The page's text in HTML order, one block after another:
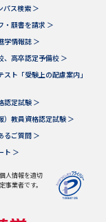
パス検索 ＞
・願書を請求 ＞
学情報誌 ＞
、高卒認定予備校 ＞
スト「受験上の配慮案内」
認定試験 ＞
）教員資格認定試験 ＞
ご質問 ＞
ト ＞
人情報を適切
業者です。